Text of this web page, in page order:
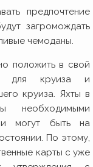
предпочтение
загромождать
чемоданы.
положить в свой
для круиза и
круиза. Яхты в
необходимыми
могут быть на
По этому,
карты с уже